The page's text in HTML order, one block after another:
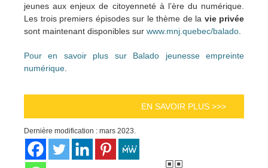
jeunes aux enjeux de citoyenneté à l’ère du numérique.
Les trois premiers épisodes sur le thème de la vie privée
sont maintenant disponibles sur www.mnj.quebec/balado
Pour en savoir plus sur Balado jeunesse empreinte
numérique
EN SAVOIR PLUS >>>
Dernière modification : mars 2023.